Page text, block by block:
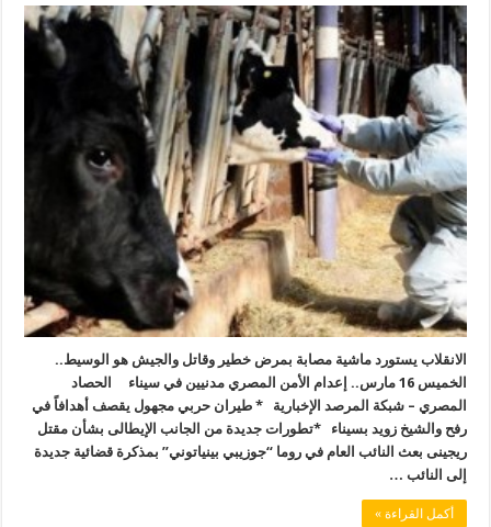
الانقلاب يستورد ماشية مصابة بمرض خطير وقاتل والجيش هو الوسيط..
الخميس 16 مارس.. إعدام الأمن المصري مدنيين في سيناء الحصاد
المصري – شبكة المرصد الإخبارية * طيران حربي مجهول يقصف أهدافاً في
رفح والشيخ زويد بسيناء *تطورات جديدة من الجانب الإيطالى بشأن مقتل
ريجينى بعث النائب العام في روما “جوزيبي بينياتوني” بمذكرة قضائية جديدة
إلى النائب …
أكمل القراءة »